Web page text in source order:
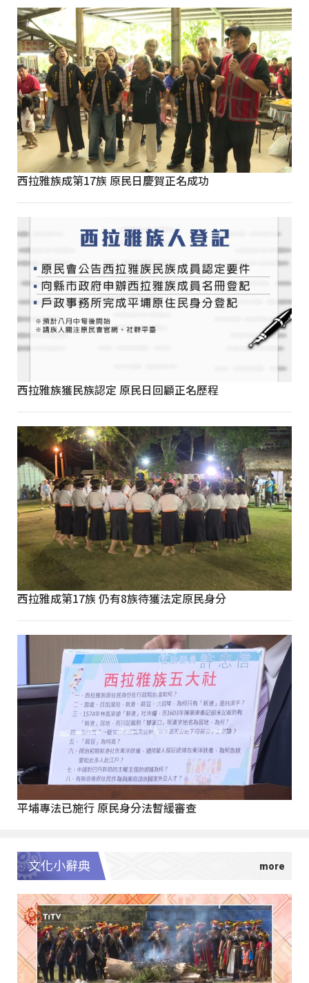
西拉雅族成第17族 原民日慶賀正名成功
西拉雅族獲民族認定 原民日回顧正名歷程
西拉雅成第17族 仍有8族待獲法定原民身分
平埔專法已施行 原民身分法暫緩審查
文化小辭典